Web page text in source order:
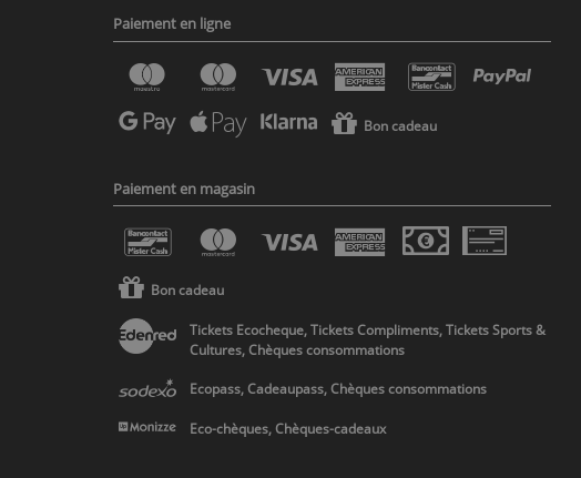
Paiement en ligne
Bon cadeau
Paiement en magasin
Bon cadeau
Tickets Ecocheque, Tickets Compliments, Tickets Sports &
Cultures, Chèques consommations
Ecopass, Cadeaupass, Chèques consommations
Eco-chèques, Chèques-cadeaux